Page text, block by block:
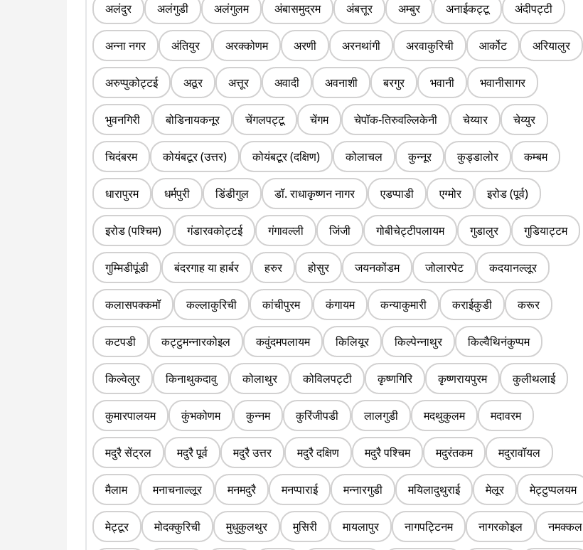
अलंदुर अलंगुडी अलंगुलम अंबासमुद्रम अंबत्तूर अम्बुर अनाईकट्टू अंदीपट्टी
अन्ना नगर अंतियुर अरक्कोणम अरणी अरनथांगी अरवाकुरिची आर्कोट अरियालुर
अरुप्पुकोट्टई अठूर अत्तूर अवादी अवनाशी बरगुर भवानी भवानीसागर
भुवनगिरी बोडिनायकनूर चेंगलपट्टू चेंगम चेपॉक-तिरुवल्लिकेनी चेय्यार चेय्युर
चिदंबरम कोयंबटूर (उत्तर) कोयंबटूर (दक्षिण) कोलाचल कुन्नूर कुड्डालोर कम्बम
धारापुरम धर्मपुरी डिंडीगुल डॉ. राधाकृष्णन नागर एडप्पाडी एग्मोर इरोड (पूर्व)
इरोड (पश्चिम) गंडारवकोट्टई गंगावल्ली जिंजी गोबीचेट्टीपलायम गुडालुर गुडियाट्टम
गुम्मिडीपूंडी बंदरगाह या हार्बर हरुर होसुर जयनकोंडम जोलारपेट कदयानल्लूर
कलासपक्कमॉ कल्लाकुरिची कांचीपुरम कंगायम कन्याकुमारी कराईकुडी करूर
कटपडी कट्टुमन्नारकोइल कवुंदमपलायम किलियूर किल्पेन्नाथुर किल्वैथिनंकुप्पम
किल्वेलुर किनाथुकदावु कोलाथुर कोविलपट्टी कृष्णगिरि कृष्णरायपुरम कुलीथलाई
कुमारपालयम कुंभकोणम कुन्नम कुरिंजीपडी लालगुडी मदथुकुलम मदावरम
मदुरै सेंट्रल मदुरै पूर्व मदुरै उत्तर मदुरै दक्षिण मदुरै पश्चिम मदुरंतकम मदुरावॉयल
मैलाम मनाचनाल्लूर मनमदुरै मनप्पाराई मन्नारगुडी मयिलादुथुराई मेलूर मेट्टुप्पलयम
मेट्टूर मोदक्कुरिची मुधुकुलथुर मुसिरी मायलापुर नागपट्टिनम नागरकोइल नमक्कल